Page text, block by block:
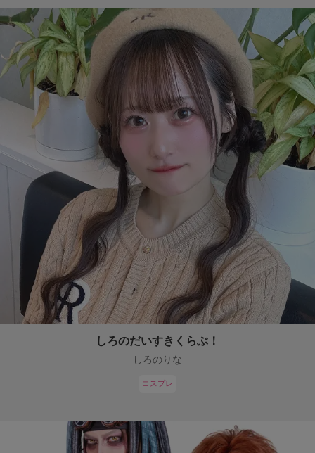
しろのだいすきくらぶ！
しろのりな
コスプレ